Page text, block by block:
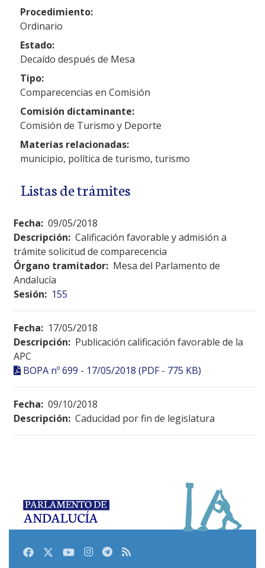
Procedimiento:
Ordinario
Estado:
Decaído después de Mesa
Tipo:
Comparecencias en Comisión
Comisión dictaminante:
Comisión de Turismo y Deporte
Materias relacionadas:
municipio, política de turismo, turismo
Listas de trámites
Fecha: 09/05/2018
Descripción: Calificación favorable y admisión a
trámite solicitud de comparecencia
Órgano tramitador: Mesa del Parlamento de
Andalucía
Sesión: 155
Fecha: 17/05/2018
Descripción: Publicación calificación favorable de la
APC
BOPA nº 699 - 17/05/2018 (PDF - 775 KB)
Fecha: 09/10/2018
Descripción: Caducidad por fin de legislatura
FacebookTwitterYoutubeInstagram
Telegram
RSS